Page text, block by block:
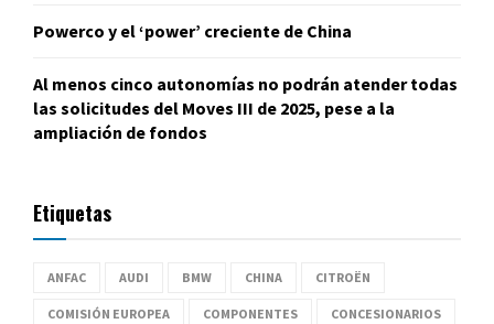
Powerco y el ‘power’ creciente de China
Al menos cinco autonomías no podrán atender todas
las solicitudes del Moves III de 2025, pese a la
ampliación de fondos
Etiquetas
ANFAC AUDI BMW CHINA CITROËN
COMISIÓN EUROPEA COMPONENTES CONCESIONARIOS